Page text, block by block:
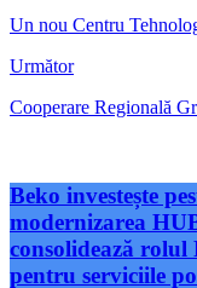
Un nou Centru
Următor
Cooperare Regională
Beko investește
modernizarea
consolidează rolul
pentru serviciile